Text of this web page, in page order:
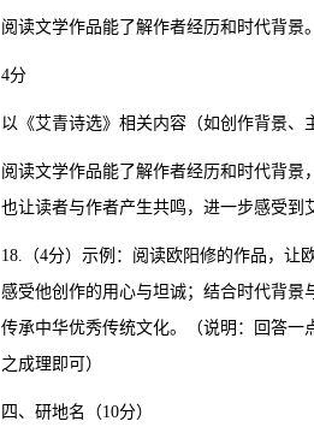
阅读文学作品能了解作者经历和时代背景
4分
以《艾青诗选》相关内容（如创作背景、
阅读文学作品能了解作者经历和时代背
也让读者与作者产生共鸣，进一步感受到
18.（4分）示例：阅读欧阳修的作品，让
感受他创作的用心与坦诚；结合时代背景
传承中华优秀传统文化。（说明：回答一
之成理即可）
四、研地名（10分）